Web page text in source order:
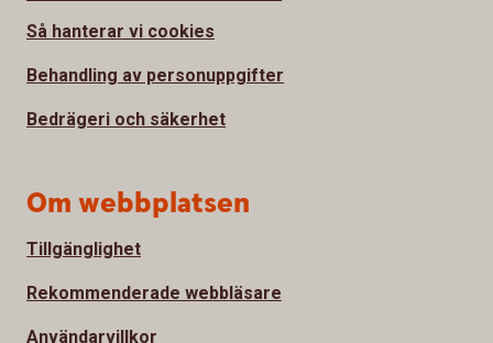
Så hanterar vi cookies
Behandling av personuppgifter
Bedrägeri och säkerhet
Om webbplatsen
Tillgänglighet
Rekommenderade webbläsare
Användarvillkor